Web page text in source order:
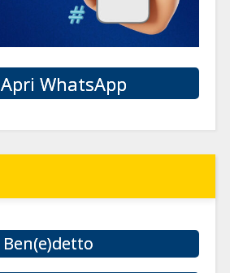
Apri WhatsApp
Ben(e)detto